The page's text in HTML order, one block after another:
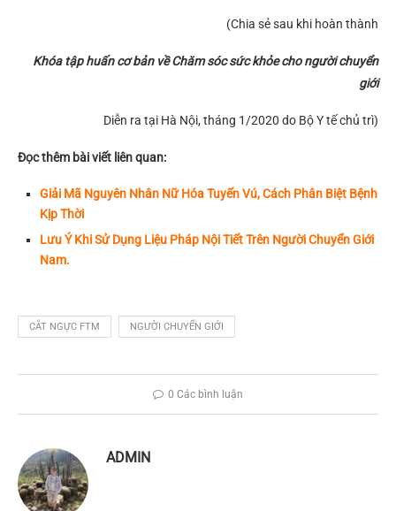
(Chia sẻ sau khi hoàn thành
Khóa tập huấn cơ bản về Chăm sóc sức khỏe cho người chuyển
giới
Diễn ra tại Hà Nội, tháng 1/2020 do Bộ Y tế chủ trì)
Đọc thêm bài viết liên quan:
Giải Mã Nguyên Nhân Nữ Hóa Tuyến Vú, Cách Phân Biệt Bệnh
Kịp Thời
Lưu Ý Khi Sử Dụng Liệu Pháp Nội Tiết Trên Người Chuyển Giới
Nam.
CẮT NGỰC FTM NGƯỜI CHUYỂN GIỚI
0 Các bình luận
ADMIN